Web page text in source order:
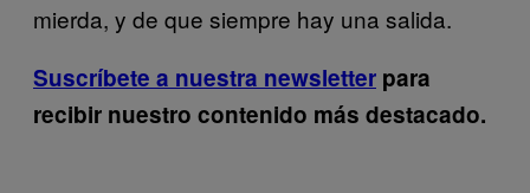
mierda, y de que siempre hay una salida.
Suscríbete a nuestra newsletter para
recibir nuestro contenido más destacado.